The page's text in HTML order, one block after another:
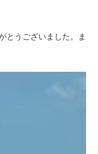
とうございました。ま